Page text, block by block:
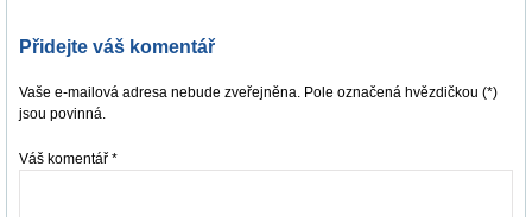
Přidejte váš komentář
Vaše e-mailová adresa nebude zveřejněna. Pole označená hvězdičkou (*)
jsou povinná.
Váš komentář *